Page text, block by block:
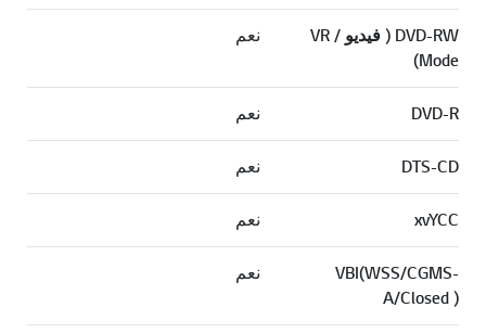
DVD-RW ( فيديو / VR
Mode)
نعم
DVD-R نعم
DTS-CD نعم
xvYCC نعم
VBI(WSS/CGMS-
A/Closed )
نعم